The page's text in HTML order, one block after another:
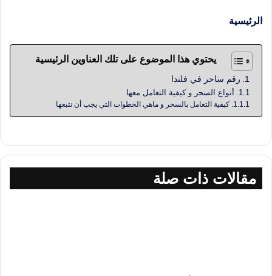
الرئيسية
يحتوي هذا الموضوع على تلك العناوين الرئيسية
رقم ساحر في فلندا
أنواع السحر و كيفية التعامل معها
كيفية التعامل بالسحر و ماهي الخطوات التي يجب أن نتبعها
مقالات ذات صلة